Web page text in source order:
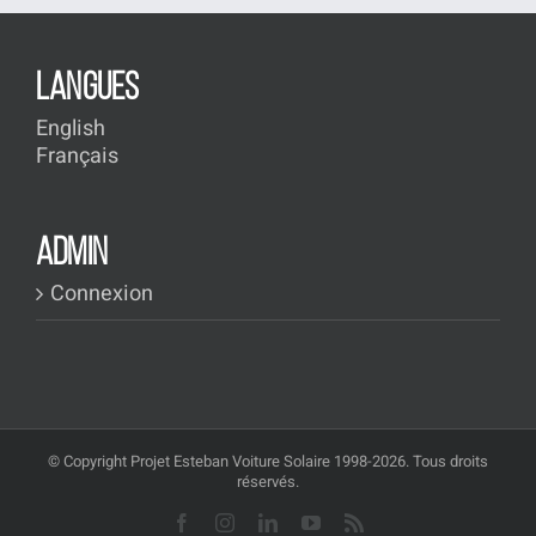
LANGUES
English
Français
ADMIN
Connexion
© Copyright Projet Esteban Voiture Solaire 1998-2026. Tous droits
réservés.
FacebookInstagramLinkedInYouTube